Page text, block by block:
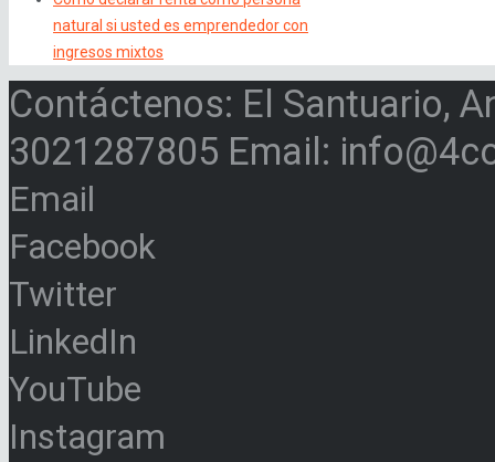
natural si usted es emprendedor con
ingresos mixtos
Contáctenos: El Santuario,
3021287805 Email:
Email
Facebook
Twitter
LinkedIn
YouTube
Instagram